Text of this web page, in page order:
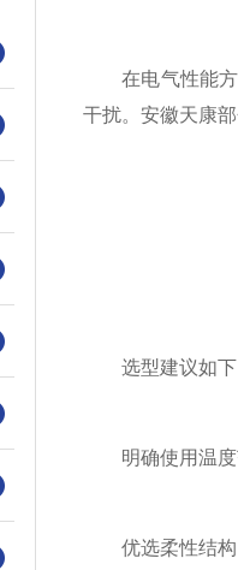
在电气性能方
干扰。安徽天康
选型建议如下
明确使用温度范
优选柔性结构